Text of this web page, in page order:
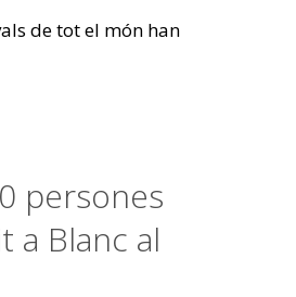
de tot el món han
persones
a Blanc al